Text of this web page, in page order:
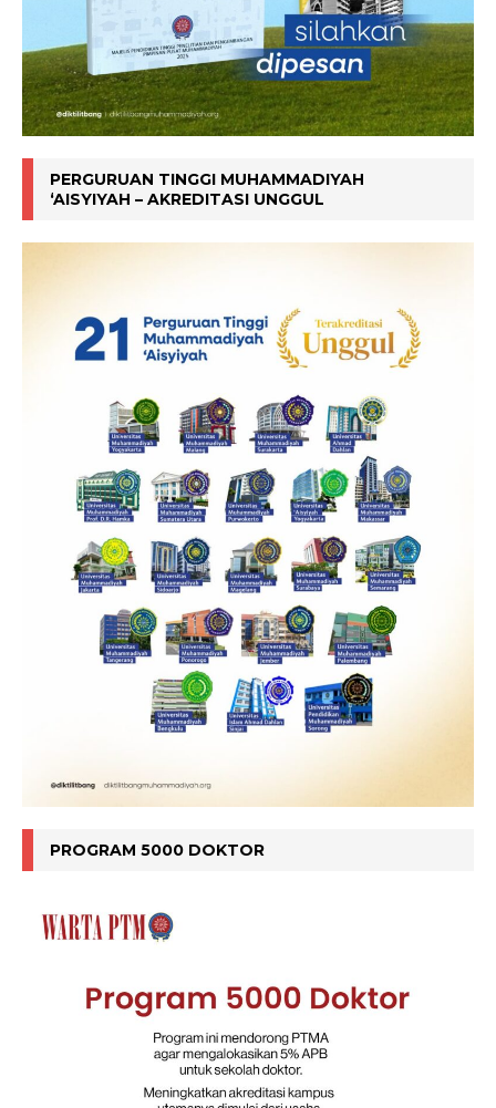
PERGURUAN TINGGI MUHAMMADIYAH
‘AISYIYAH – AKREDITASI UNGGUL
PROGRAM 5000 DOKTOR